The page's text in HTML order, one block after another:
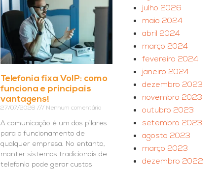
Telefonia fixa VoIP: como
funciona e principais
vantagens!
27/07/2026 Nenhum comentário
A comunicação é um dos pilares
para o funcionamento de
qualquer empresa. No entanto,
manter sistemas tradicionais de
telefonia pode gerar custos
julho 2026
maio 2024
abril 2024
março 2024
fevereiro 2024
janeiro 2024
dezembro 2023
novembro 2023
outubro 2023
setembro 2023
agosto 2023
março 2023
dezembro 2022